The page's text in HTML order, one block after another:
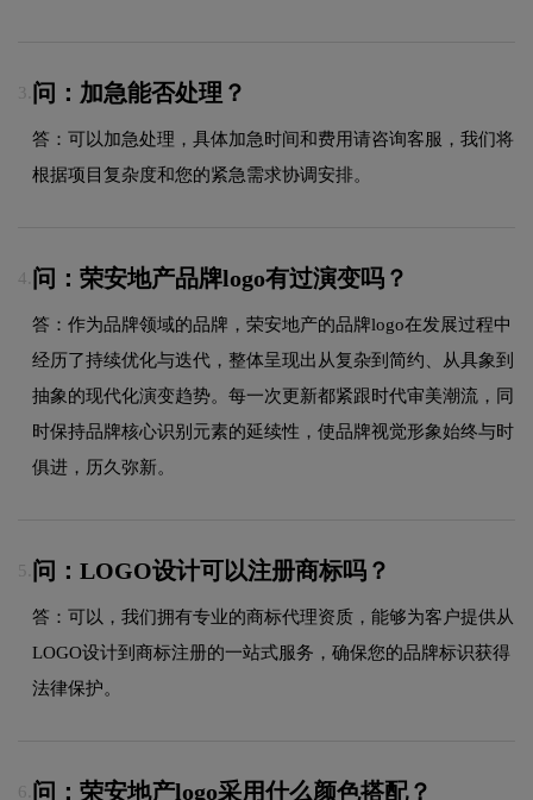
3. 问：加急能否处理？
答：可以加急处理，具体加急时间和费用请咨询客服，我们将
根据项目复杂度和您的紧急需求协调安排。
4. 问：荣安地产品牌logo有过演变吗？
答：作为品牌领域的品牌，荣安地产的品牌logo在发展过程中
经历了持续优化与迭代，整体呈现出从复杂到简约、从具象到
抽象的现代化演变趋势。每一次更新都紧跟时代审美潮流，同
时保持品牌核心识别元素的延续性，使品牌视觉形象始终与时
俱进，历久弥新。
5. 问：LOGO设计可以注册商标吗？
答：可以，我们拥有专业的商标代理资质，能够为客户提供从
LOGO设计到商标注册的一站式服务，确保您的品牌标识获得
法律保护。
6. 问：荣安地产logo采用什么颜色搭配？